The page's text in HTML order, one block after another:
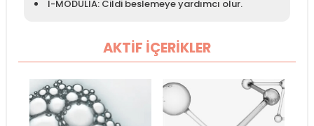
I-MODULIA: Cildi beslemeye yardımcı olur.
AKTİF İÇERİKLER